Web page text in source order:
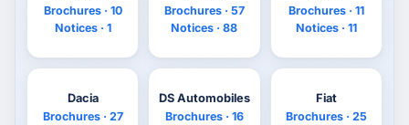
Brochures · 10
Notices · 1
Brochures · 57
Notices · 88
Brochures · 11
Notices · 11
Dacia
Brochures · 27
DS Automobiles
Brochures · 16
Fiat
Brochures · 25